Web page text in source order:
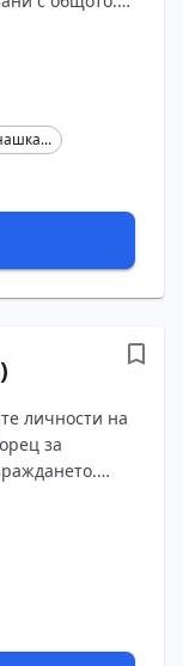
личности на
за